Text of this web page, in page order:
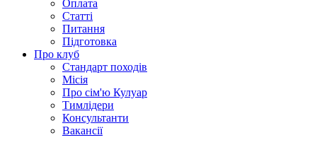
Оплата
Статті
Питання
Підготовка
Про клуб
Стандарт походів
Місія
Про сім'ю Кулуар
Тимлідери
Консультанти
Вакансії